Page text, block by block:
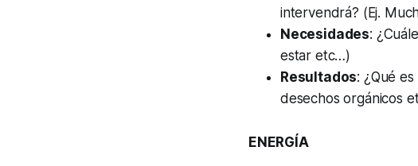
intervendrá? (Ej.
Necesidades:
estar etc…)
Resultados: ¿Qué
desechos orgánicos
ENERGÍA